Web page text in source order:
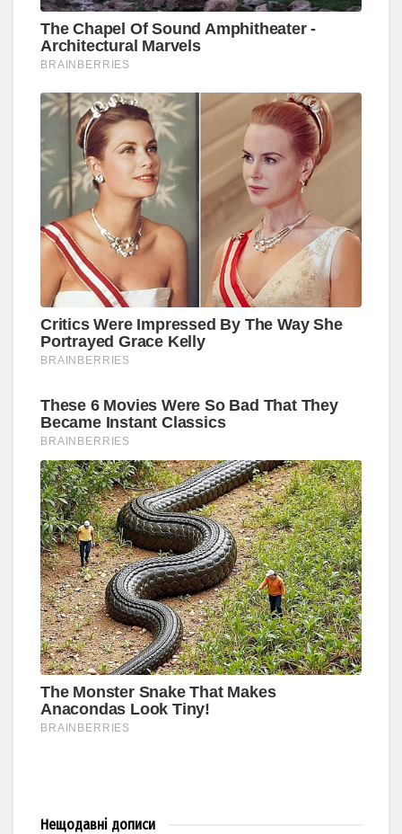
Нещодавні дописи